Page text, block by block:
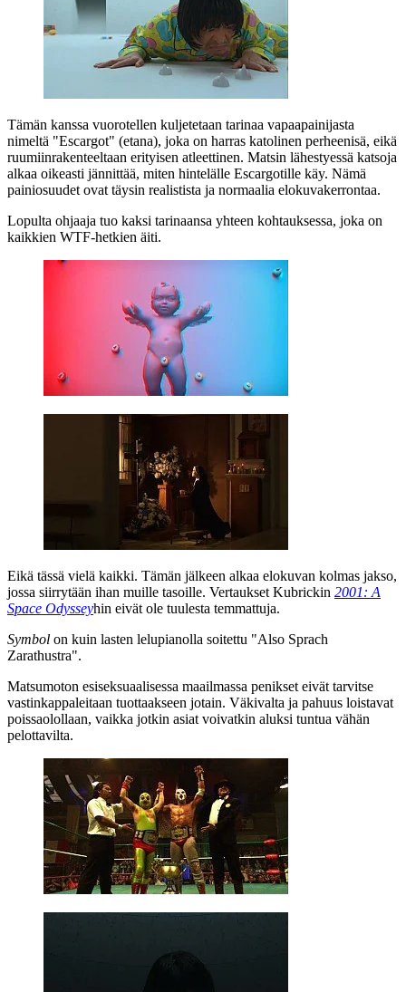
Tämän kanssa vuorotellen kuljetetaan tarinaa vapaapainijasta
nimeltä "Escargot" (etana), joka on harras katolinen perheenisä, eikä
ruumiinrakenteeltaan erityisen atleettinen. Matsin lähestyessä katsoja
alkaa oikeasti jännittää, miten hintelälle Escargotille käy. Nämä
painiosuudet ovat täysin realistista ja normaalia elokuvakerrontaa.
Lopulta ohjaaja tuo kaksi tarinaansa yhteen kohtauksessa, joka on
kaikkien WTF‑hetkien äiti.
Eikä tässä vielä kaikki. Tämän jälkeen alkaa elokuvan kolmas jakso,
jossa siirrytään ihan muille tasoille. Vertaukset Kubrickin 2001: A
Space Odysseyhin eivät ole tuulesta temmattuja.
Symbol on kuin lasten lelupianolla soitettu "Also Sprach
Zarathustra".
Matsumoton esiseksuaalisessa maailmassa penikset eivät tarvitse
vastinkappaleitaan tuottaakseen jotain. Väkivalta ja pahuus loistavat
poissaolollaan, vaikka jotkin asiat voivatkin aluksi tuntua vähän
pelottavilta.